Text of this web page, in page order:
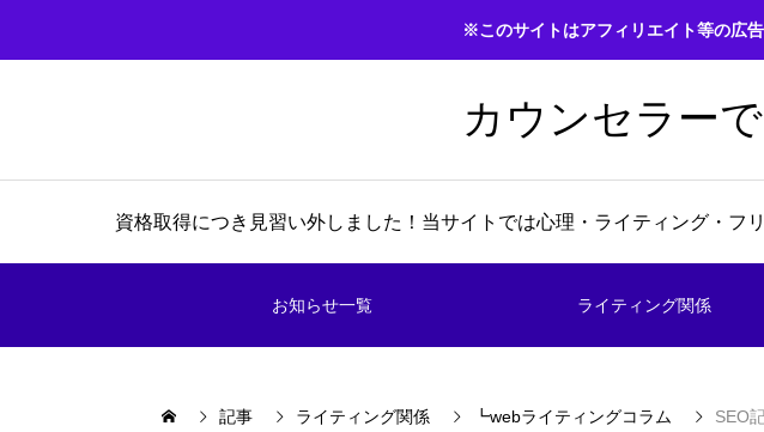
※このサイトはアフィリエイト等の広
カウンセラー
資格取得につき見習い外しました！当サイトでは心理・ライティング・フ
お知らせ一覧 ライティング関係
記事 ライティング関係 ┗webライティングコラム SEO